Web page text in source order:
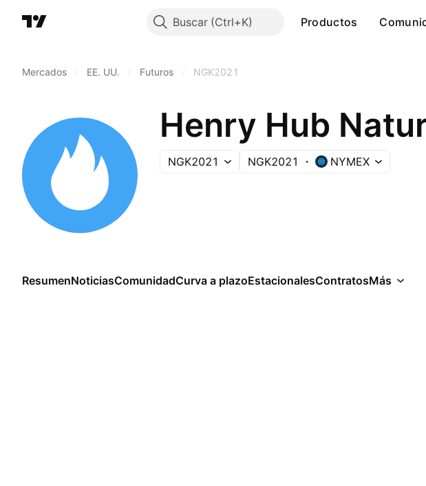
Buscar Productos
Mercados EE. UU. Futuros NGK2021
Henry Hub
NGK2021 NGK2021 NYMEX
ResumenNoticiasComunidadCurva a plazoEstacionalesContratosMás